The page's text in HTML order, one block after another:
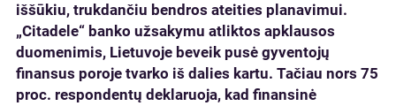
iššūkiu, trukdančiu bendros ateities planavimui.
„Citadele“ banko užsakymu atliktos apklausos
duomenimis, Lietuvoje beveik pusė gyventojų
finansus poroje tvarko iš dalies kartu. Tačiau nors 75
proc. respondentų deklaruoja, kad finansinė